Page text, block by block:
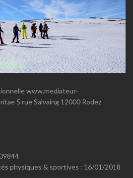
www.mediateur-
5 rue Salvaing 12000 Rodez
physiques & sportives : 16/01/2018